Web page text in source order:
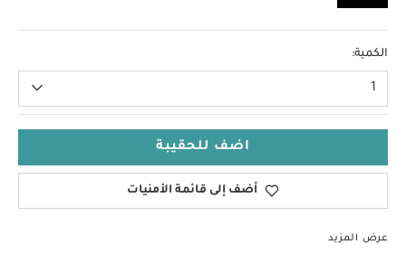
الكمية:
1
اضف للحقيبة
أضف إلى قائمة الأمنيات
عرض المزيد